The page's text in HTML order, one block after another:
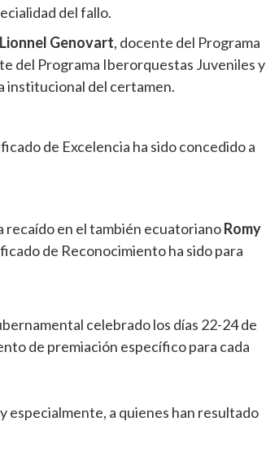
del fallo.
Lionnel Genovart, docente del Programa
del Programa Iberorquestas Juveniles y
institucional del certamen.
de Excelencia ha sido concedido a
en el también ecuatorianoRomy
de Reconocimiento ha sido para
celebrado los días 22-24 de
de premiación específico para cada
especialmente, a quienes han resultado